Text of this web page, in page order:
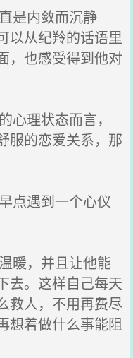
是内敛而沉静
以从纪羚的话语里
，也感受得到他对
理状态而言，
服的恋爱关系，那
点遇到一个心仪
暖，并且让他能
去。这样自己每天
救人，不用再费尽
想着做什么事能阻